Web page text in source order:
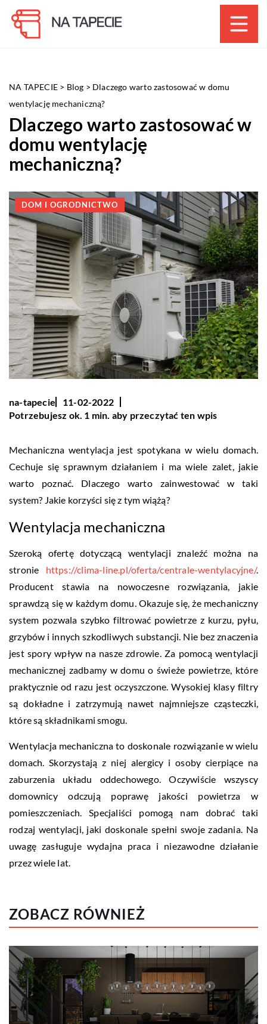
NA TAPECIE > Blog > Dlaczego warto zastosować w domu
wentylację mechaniczną?
Dlaczego warto zastosować w
domu wentylację
mechaniczną?
DOM I OGRODNICTWO
na-tapecie
11-02-2022
Potrzebujesz ok. 1 min. aby przeczytać ten wpis
Mechaniczna wentylacja jest spotykana w wielu domach.
Cechuje się sprawnym działaniem i ma wiele zalet, jakie
warto poznać. Dlaczego warto zainwestować w taki
system? Jakie korzyści się z tym wiążą?
Wentylacja mechaniczna
Szeroką ofertę dotyczącą wentylacji znaleźć można na
stronie https://clima-line.pl/oferta/centrale-wentylacyjne/.
Producent stawia na nowoczesne rozwiązania, jakie
sprawdzą się w każdym domu. Okazuje się, że mechaniczny
system pozwala szybko filtrować powietrze z kurzu, pyłu,
grzybów i innych szkodliwych substancji. Nie bez znaczenia
jest spory wpływ na nasze zdrowie. Za pomocą wentylacji
mechanicznej zadbamy w domu o świeże powietrze, które
praktycznie od razu jest oczyszczone. Wysokiej klasy filtry
są dokładne i zatrzymują nawet najmniejsze cząsteczki,
które są składnikami smogu.
Wentylacja mechaniczna to doskonale rozwiązanie w wielu
domach. Skorzystają z niej alergicy i osoby cierpiące na
zaburzenia układu oddechowego. Oczywiście wszyscy
domownicy odczują poprawę jakości powietrza w
pomieszczeniach. Specjaliści pomogą nam dobrać taki
rodzaj wentylacji, jaki doskonale spełni swoje zadania. Na
uwagę zasługuje wydajna praca i niezawodne działanie
przez wiele lat.
ZOBACZ RÓWNIEŻ